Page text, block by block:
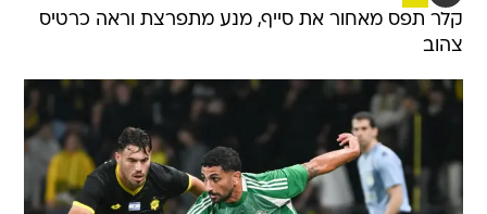
קלר תפס מאחור את סייף, מנע מתפרצת וראה כרטיס
צהוב